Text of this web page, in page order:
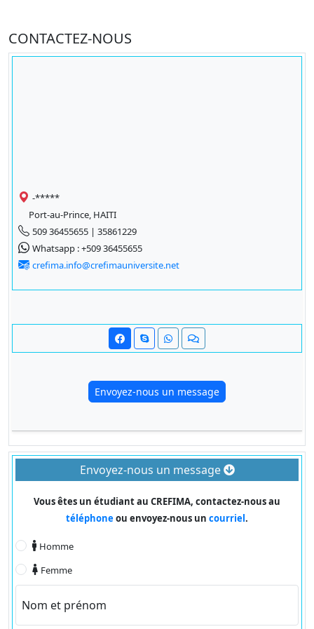
CONTACTEZ-NOUS
-*****
Port-au-Prince, HAITI
509 36455655 | 35861229
Whatsapp : +509 36455655
crefima.info@crefimauniversite.net
Envoyez-nous un message
Envoyez-nous un message
Vous êtes un étudiant au CREFIMA, contactez-nous au
téléphoneou envoyez-nous un courriel.
Homme
Femme
Nom et prénom